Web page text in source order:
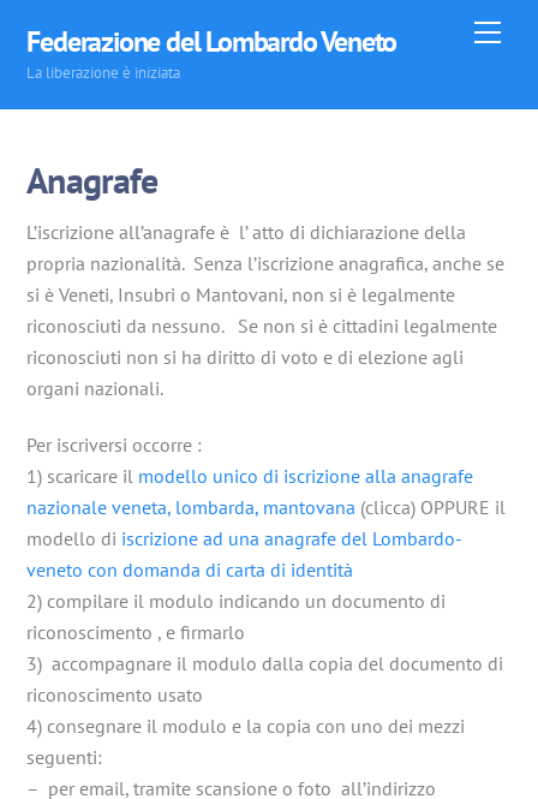
content
Federazione del Lombardo Veneto
La liberazione è iniziata
Anagrafe
L’iscrizione all’anagrafe è l’ atto di dichiarazione della
propria nazionalità. Senza l’iscrizione anagrafica, anche se
si è Veneti, Insubri o Mantovani, non si è legalmente
riconosciuti da nessuno. Se non si è cittadini legalmente
riconosciuti non si ha diritto di voto e di elezione agli
organi nazionali.
Per iscriversi occorre :
1) scaricare il modello unico di iscrizione alla anagrafe
nazionale veneta, lombarda, mantovana (clicca) OPPURE il
modello di iscrizione ad una anagrafe del Lombardo-
veneto con domanda di carta di identità
2) compilare il modulo indicando un documento di
riconoscimento , e firmarlo
3) accompagnare il modulo dalla copia del documento di
riconoscimento usato
4) consegnare il modulo e la copia con uno dei mezzi
seguenti:
– per email, tramite scansione o foto all’indirizzo